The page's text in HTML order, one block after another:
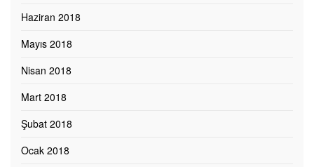
Haziran 2018
Mayıs 2018
Nisan 2018
Mart 2018
Şubat 2018
Ocak 2018